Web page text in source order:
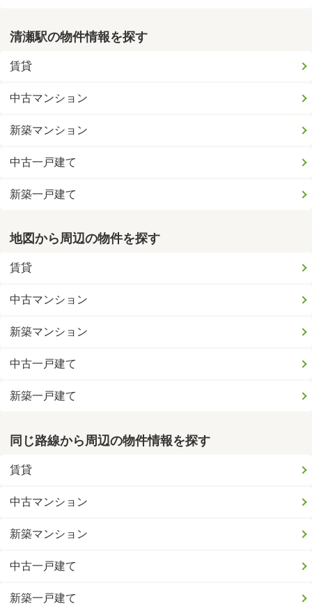
清瀬駅の物件情報を探す
賃貸
中古マンション
新築マンション
中古一戸建て
新築一戸建て
地図から周辺の物件を探す
賃貸
中古マンション
新築マンション
中古一戸建て
新築一戸建て
同じ路線から周辺の物件情報を探す
賃貸
中古マンション
新築マンション
中古一戸建て
新築一戸建て